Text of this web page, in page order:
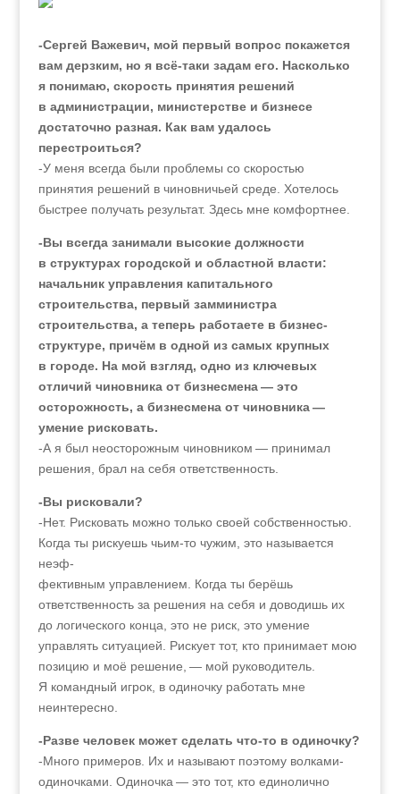
-Сергей Важевич, мой первый вопрос покажется
вам дерзким, но я всё-таки задам его. Насколько
я понимаю, скорость принятия решений
в администрации, министерстве и бизнесе
достаточно разная. Как вам удалось
перестроиться?
-У меня всегда были проблемы со скоростью
принятия решений в чиновничьей среде. Хотелось
быстрее получать результат. Здесь мне комфортнее.
-Вы всегда занимали высокие должности
в структурах городской и областной власти:
начальник управления капитального
строительства, первый замминистра
строительства, а теперь работаете в бизнес-
структуре, причём в одной из самых крупных
в городе. На мой взгляд, одно из ключевых
отличий чиновника от бизнесмена — это
осторожность, а бизнесмена от чиновника —
умение рисковать.
-А я был неосторожным чиновником — принимал
решения, брал на себя ответственность.
-Вы рисковали?
-Нет. Рисковать можно только своей собственностью.
Когда ты рискуешь чьим-то чужим, это называется
неэф-
фективным управлением. Когда ты берёшь
ответственность за решения на себя и доводишь их
до логического конца, это не риск, это умение
управлять ситуацией. Рискует тот, кто принимает мою
позицию и моё решение, — мой руководитель.
Я командный игрок, в одиночку работать мне
неинтересно.
-Разве человек может сделать что-то в одиночку?
-Много примеров. Их и называют поэтому волками-
одиночками. Одиночка — это тот, кто единолично